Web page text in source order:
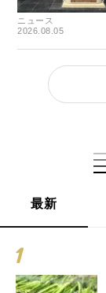
ニュース
2026.08.05
最新